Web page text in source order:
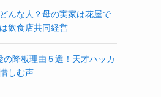
んな人？母の実家は花屋で
飲食店共同経営
の降板理由５選！天才ハッカ
しむ声